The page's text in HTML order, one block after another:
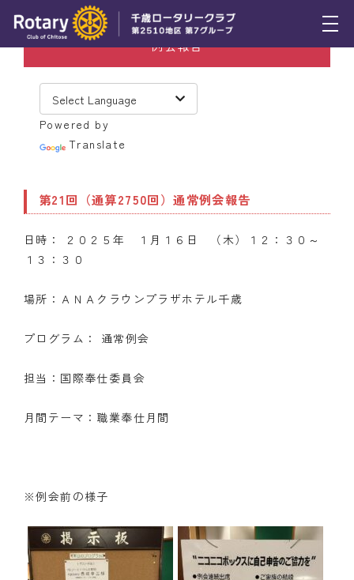
トピックス
例会報告
スケジュール
年間プログラム
クラブの歴史
歴代会長・幹事
案内
例会場・事務局の案内
リンク集
例会報告
Powered by
Translate
第21回（通算2750回）通常例会報告
日時： ２０２５年 １月１６日 （木）１２：３０～
１３：３０
場所：ＡＮＡクラウンプラザホテル千歳
プログラム： 通常例会
担当：国際奉仕委員会
月間テーマ：職業奉仕月間
※例会前の様子